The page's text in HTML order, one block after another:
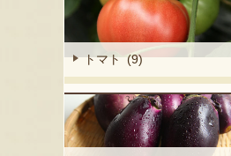
トマト (9)